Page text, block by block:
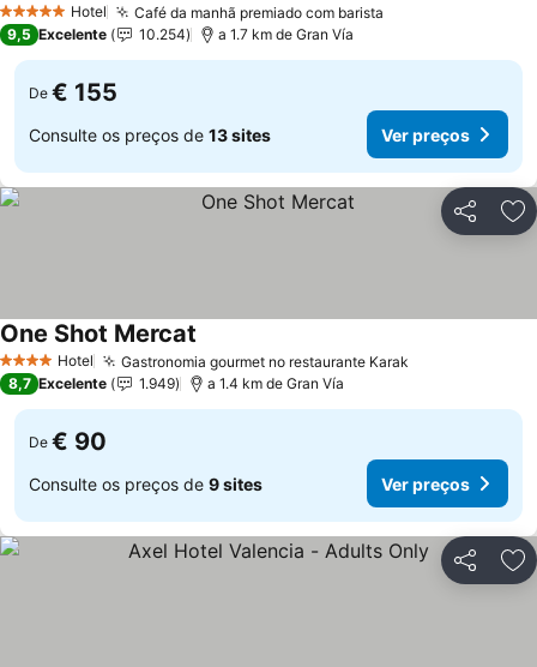
5 Estrelas Hotel Café da manhã premiado com barista
9,5 Excelente 10.254 a 1.7 km de Gran Vía
De € 155
Consulte os preços de 13 sites Ver preços
Partilhar
4 EstrelasHotel Gastronomia gourmet no restaurante Karak
One Shot Mercat
8,7 Excelente 1.949 a 1.4 km de Gran Vía
De € 90
Consulte os preços de 9 sites Ver preços
Partilhar